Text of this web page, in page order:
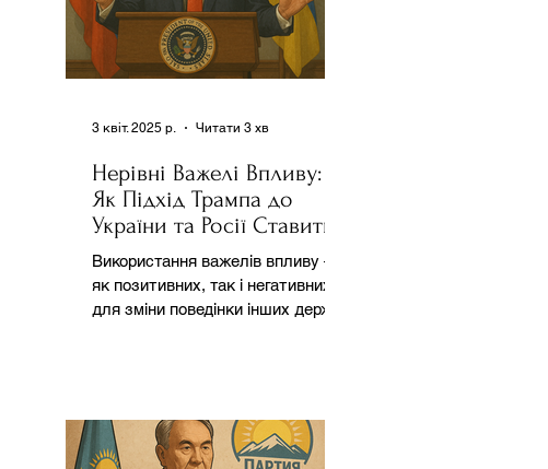
Нерівні Важелі Впливу:
Як Підхід Трампа до
України та Росії Ставить
під Сумнів Американську
Держполітику
Використання важелів впливу –
як позитивних, так і негативних –
для зміни поведінки інших держав
3 квіт. 2025 р. Читати 3 хв